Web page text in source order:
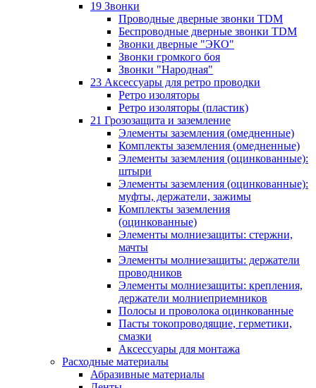
19 Звонки
Проводные дверные звонки TDM
Беспроводные дверные звонки TDM
Звонки дверные "ЭКО"
Звонки громкого боя
Звонки "Народная"
23 Аксессуары для ретро проводки
Ретро изоляторы
Ретро изоляторы (пластик)
21 Грозозащита и заземление
Элементы заземления (омедненные)
Комплекты заземления (омедненные)
Элементы заземления (оцинкованные):
штыри
Элементы заземления (оцинкованные):
муфты, держатели, зажимы
Комплекты заземления
(оцинкованные)
Элементы молниезащиты: стержни,
мачты
Элементы молниезащиты: держатели
проводников
Элементы молниезащиты: крепления,
держатели молниеприемников
Полосы и проволока оцинкованные
Пасты токопроводящие, герметики,
смазки
Аксессуары для монтажа
Расходные материалы
Абразивные материалы